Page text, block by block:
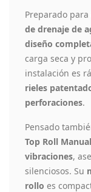
Preparado
de drenaje de
diseño
carga seca y
instalación es
rieles
perforaciones.
Pensado
Top Roll
vibraciones,
silenciosos. Su
rollo es